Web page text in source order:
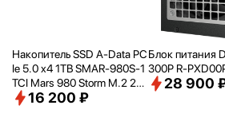
Накопитель SSD A-Data PC
Ie 5.0 x4 1TB SMAR-980S-1
TCI Mars 980 Storm M.2 22
80 16 200 ₽
Блок питания
300P R-
28 900